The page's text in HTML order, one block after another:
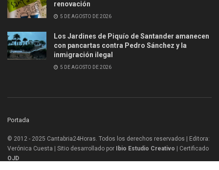
renovación
5 DE AGOSTO DE 2026
Los Jardines de Piquío de Santander amanecen
con pancartas contra Pedro Sánchez y la
inmigración ilegal
5 DE AGOSTO DE 2026
Portada
© 2012 - 2025 Cantabria24Horas. Todos los derechos reservados | Editora:
Verónica Cuesta | Sitio desarrollado por Ibio Estudio Creativo | Certificado
OJD